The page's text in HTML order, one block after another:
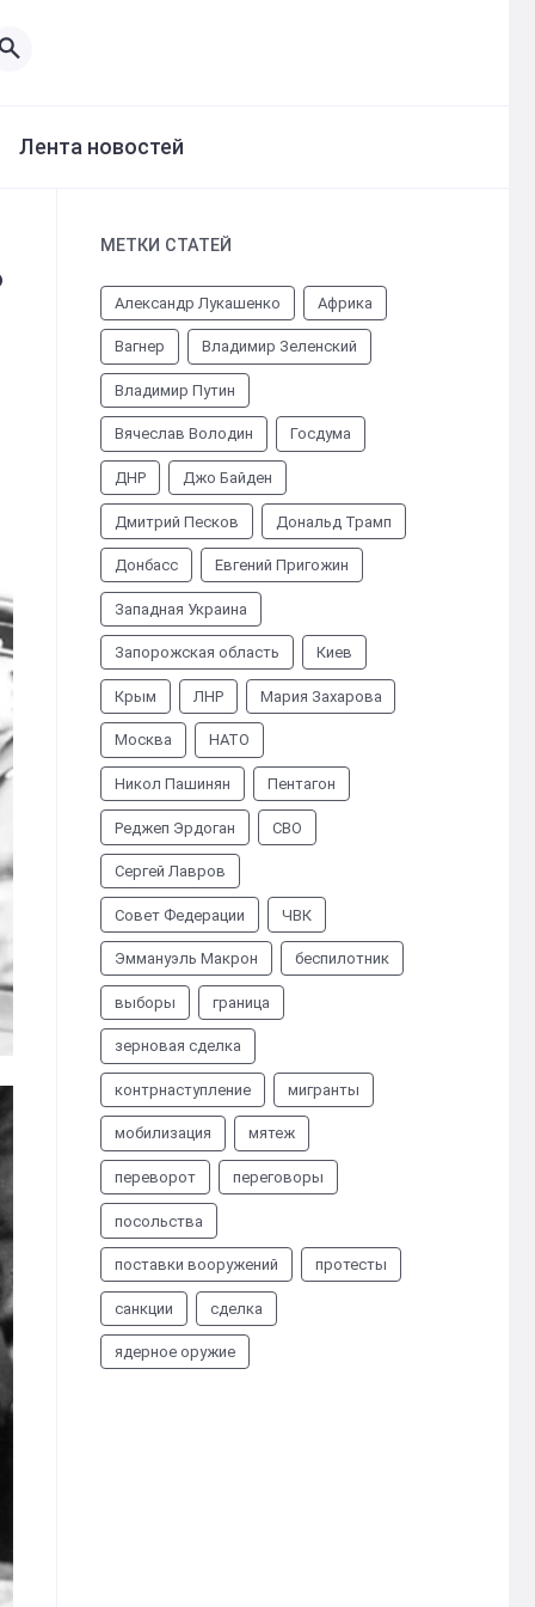
Лента новостей
МЕТКИ СТАТЕЙ
Александр Лукашенко Африка
Вагнер Владимир Зеленский
Владимир Путин
Вячеслав Володин Госдума
ДНР Джо Байден
Дмитрий Песков Дональд Трамп
Донбасс Евгений Пригожин
Западная Украина
Запорожская область Киев
Крым ЛНР Мария Захарова
Москва НАТО
Никол Пашинян Пентагон
Реджеп Эрдоган СВО
Сергей Лавров
Совет Федерации ЧВК
Эммануэль Макрон беспилотник
выборы граница
зерновая сделка
контрнаступление мигранты
мобилизация мятеж
переворот переговоры
посольства
поставки вооружений протесты
санкции сделка
ядерное оружие